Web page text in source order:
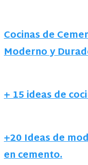
Cocinas de
Moderno y
+ 15 ideas de
+20 Ideas de
en cemento.